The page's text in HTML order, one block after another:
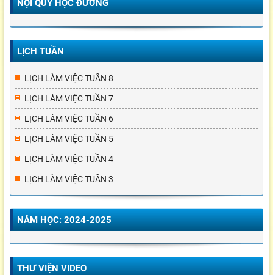
NỘI QUY HỌC ĐƯỜNG
LỊCH TUẦN
LỊCH LÀM VIỆC TUẦN 8
LỊCH LÀM VIỆC TUẦN 7
LỊCH LÀM VIỆC TUẦN 6
LỊCH LÀM VIỆC TUẦN 5
LỊCH LÀM VIỆC TUẦN 4
LỊCH LÀM VIỆC TUẦN 3
NĂM HỌC: 2024-2025
THƯ VIỆN VIDEO